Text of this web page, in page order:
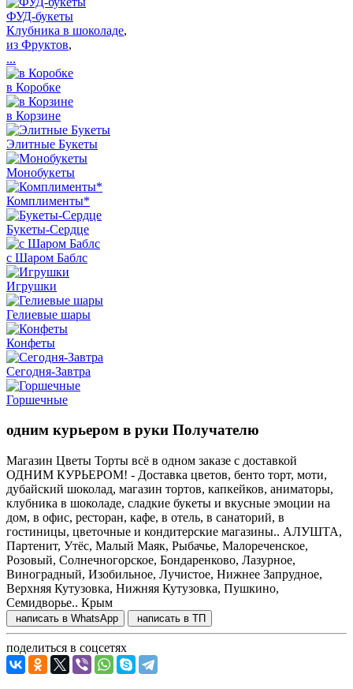
ФУД-букеты
Клубника в шоколаде,
из Фруктов,
...
в Коробке
в Корзине
Элитные Букеты
Монобукеты
Комплименты*
Букеты-Сердце
с Шаром Баблс
Игрушки
Гелиевые шары
Конфеты
Сегодня-Завтра
Горшечные
одним курьером в руки Получателю
Магазин Цветы Торты всё в одном заказе с доставкой
ОДНИМ КУРЬЕРОМ! - Доставка цветов, бенто торт, моти,
дубайский шоколад, магазин тортов, капкейков, аниматоры,
клубника в шоколаде, сладкие букеты и вкусные эмоции на
дом, в офис, ресторан, кафе, в отель, в санаторий, в
гостиницы, цветочные и кондитерские магазины.. АЛУШТА,
Партенит, Утёс, Малый Маяк, Рыбачье, Малореченское,
Розовый, Солнечногорское, Бондаренково, Лазурное,
Виноградный, Изобильное, Лучистое, Нижнее Запрудное,
Верхняя Кутузовка, Нижняя Кутузовка, Пушкино,
Семидворье.. Крым
написать в WhatsApp написать в ТП
поделиться в соцсетях